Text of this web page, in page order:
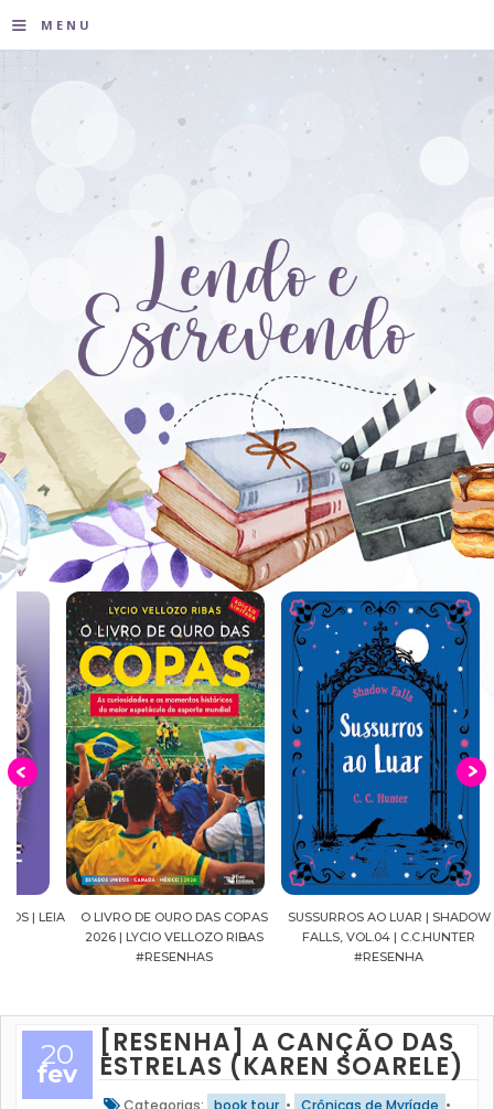
≡ MENU
O LIVRO DE OURO DAS COPAS
2026 | LYCIO VELLOZO RIBAS
#RESENHAS
SUSSURROS AO LUAR | SHADOW
FALLS, VOL.04 | C.C.HUNTER
#RESENHA
20
fev
[RESENHA] A CANÇÃO DAS
ESTRELAS (KAREN SOARELE)
Categorias: book tour • Crônicas de Myríade •